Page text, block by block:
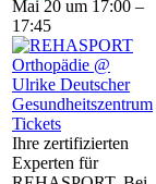
Mai 20 um 17:00 –
17:45
Tickets
Ihre zertifizierten
Experten für